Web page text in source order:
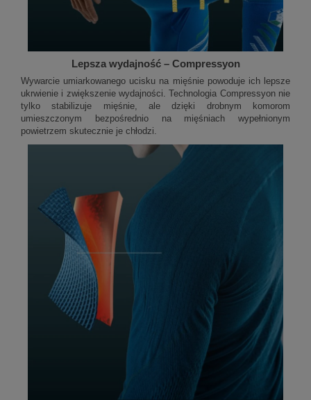
Lepsza wydajność – Compressyon
Wywarcie umiarkowanego ucisku na mięśnie powoduje ich lepsze
ukrwienie i zwiększenie wydajności. Technologia Compressyon nie
tylko stabilizuje mięśnie, ale dzięki drobnym komorom
umieszczonym bezpośrednio na mięśniach wypełnionym
powietrzem skutecznie je chłodzi.